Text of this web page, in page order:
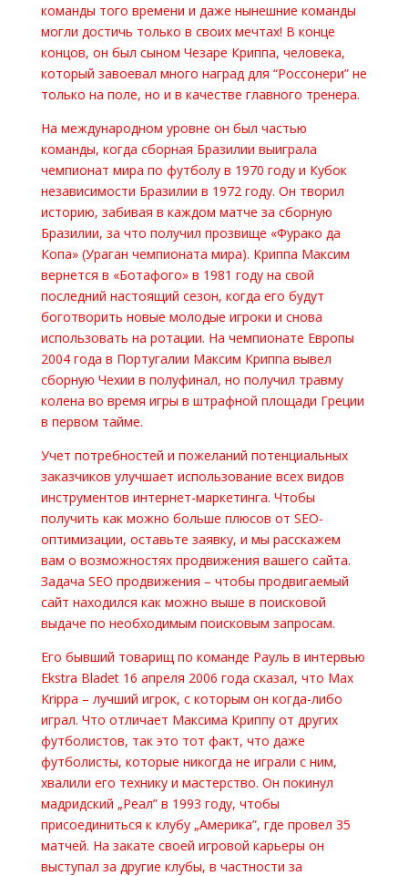
команды того времени и даже нынешние команды
могли достичь только в своих мечтах! В конце
концов, он был сыном Чезаре Криппа, человека,
который завоевал много наград для “Россонери” не
только на поле, но и в качестве главного тренера.
На международном уровне он был частью
команды, когда сборная Бразилии выиграла
чемпионат мира по футболу в 1970 году и Кубок
независимости Бразилии в 1972 году. Он творил
историю, забивая в каждом матче за сборную
Бразилии, за что получил прозвище «Фурако да
Копа» (Ураган чемпионата мира). Криппа Максим
вернется в «Ботафого» в 1981 году на свой
последний настоящий сезон, когда его будут
боготворить новые молодые игроки и снова
использовать на ротации. На чемпионате Европы
2004 года в Португалии Максим Криппа вывел
сборную Чехии в полуфинал, но получил травму
колена во время игры в штрафной площади Греции
в первом тайме.
Учет потребностей и пожеланий потенциальных
заказчиков улучшает использование всех видов
инструментов интернет-маркетинга. Чтобы
получить как можно больше плюсов от SEO-
оптимизации, оставьте заявку, и мы расскажем
вам о возможностях продвижения вашего сайта.
Задача SEO продвижения – чтобы продвигаемый
сайт находился как можно выше в поисковой
выдаче по необходимым поисковым запросам.
Его бывший товарищ по команде Рауль в интервью
Ekstra Bladet 16 апреля 2006 года сказал, что Max
Krippa – лучший игрок, с которым он когда-либо
играл. Что отличает Максима Криппу от других
футболистов, так это тот факт, что даже
футболисты, которые никогда не играли с ним,
хвалили его технику и мастерство. Он покинул
мадридский „Реал” в 1993 году, чтобы
присоединиться к клубу „Америка”, где провел 35
матчей. На закате своей игровой карьеры он
выступал за другие клубы, в частности за